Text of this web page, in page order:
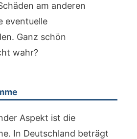
am anderen
eventuelle
Ganz schön
wahr?
Aspekt ist die
In Deutschland beträgt